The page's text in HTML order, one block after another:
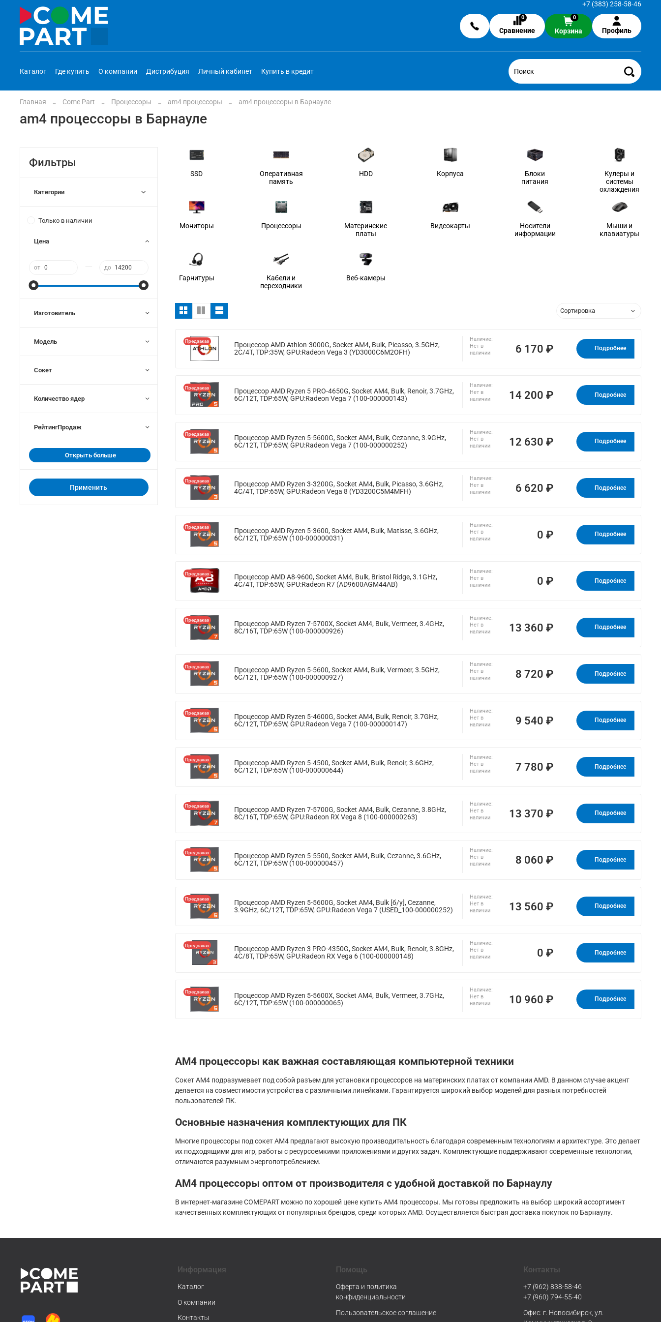
+7 (383) 258-58-46
0
Сравнение
0
Корзина Профиль
Каталог Где купить О компании Дистрибуция Личный кабинет Купить в кредит
Главная Come Part Процессоры am4 процессоры am4 процессоры в Барнауле
am4 процессоры в Барнауле
SSD
Оперативная
память
HDD Корпуса
Блоки
питания
Кулеры и
системы
охлаждения
Мониторы Процессоры
Материнские
платы
Видеокарты
Носители
информации
Мыши и
клавиатуры
Гарнитуры
Кабели и
переходники
Веб-камеры
Предзаказ
Процессор AMD Athlon-3000G, Socket AM4, Bulk, Picasso, 3.5GHz,
2C/4T, TDP:35W, GPU:Radeon Vega 3 (YD3000C6M2OFH)
Наличие:
Нет в
наличии
6 170 ₽ Подробнее
Предзаказ
Процессор AMD Ryzen 5 PRO-4650G, Socket AM4, Bulk, Renoir, 3.7GHz,
6C/12T, TDP:65W, GPU:Radeon Vega 7 (100-000000143)
Наличие:
Нет в
наличии
14 200 ₽ Подробнее
Предзаказ
Процессор AMD Ryzen 5-5600G, Socket AM4, Bulk, Cezanne, 3.9GHz,
6C/12T, TDP:65W, GPU:Radeon Vega 7 (100-000000252)
Наличие:
Нет в
наличии
12 630 ₽ Подробнее
Предзаказ
Процессор AMD Ryzen 3-3200G, Socket AM4, Bulk, Picasso, 3.6GHz,
4C/4T, TDP:65W, GPU:Radeon Vega 8 (YD3200C5M4MFH)
Наличие:
Нет в
наличии
6 620 ₽ Подробнее
Предзаказ
Процессор AMD Ryzen 5-3600, Socket AM4, Bulk, Matisse, 3.6GHz,
6C/12T, TDP:65W (100-000000031)
Наличие:
Нет в
наличии
0 ₽ Подробнее
Предзаказ
Процессор AMD A8-9600, Socket AM4, Bulk, Bristol Ridge, 3.1GHz,
4C/4T, TDP:65W, GPU:Radeon R7 (AD9600AGM44AB)
Наличие:
Нет в
наличии
0 ₽ Подробнее
Предзаказ
Процессор AMD Ryzen 7-5700X, Socket AM4, Bulk, Vermeer, 3.4GHz,
8C/16T, TDP:65W (100-000000926)
Наличие:
Нет в
наличии
13 360 ₽ Подробнее
Предзаказ
Процессор AMD Ryzen 5-5600, Socket AM4, Bulk, Vermeer, 3.5GHz,
6C/12T, TDP:65W (100-000000927)
Наличие:
Нет в
наличии
8 720 ₽ Подробнее
Предзаказ
Процессор AMD Ryzen 5-4600G, Socket AM4, Bulk, Renoir, 3.7GHz,
6C/12T, TDP:65W, GPU:Radeon Vega 7 (100-000000147)
Наличие:
Нет в
наличии
9 540 ₽ Подробнее
Предзаказ
Процессор AMD Ryzen 5-4500, Socket AM4, Bulk, Renoir, 3.6GHz,
6C/12T, TDP:65W (100-000000644)
Наличие:
Нет в
наличии
7 780 ₽ Подробнее
Предзаказ
Процессор AMD Ryzen 7-5700G, Socket AM4, Bulk, Cezanne, 3.8GHz,
8C/16T, TDP:65W, GPU:Radeon RX Vega 8 (100-000000263)
Наличие:
Нет в
наличии
13 370 ₽ Подробнее
Предзаказ
Процессор AMD Ryzen 5-5500, Socket AM4, Bulk, Cezanne, 3.6GHz,
6C/12T, TDP:65W (100-000000457)
Наличие:
Нет в
наличии
8 060 ₽ Подробнее
Предзаказ
Процессор AMD Ryzen 5-5600G, Socket AM4, Bulk [б/у], Cezanne,
3.9GHz, 6C/12T, TDP:65W, GPU:Radeon Vega 7 (USED_100-000000252)
Наличие:
Нет в
наличии
13 560 ₽ Подробнее
Предзаказ
Процессор AMD Ryzen 3 PRO-4350G, Socket AM4, Bulk, Renoir, 3.8GHz,
4C/8T, TDP:65W, GPU:Radeon RX Vega 6 (100-000000148)
Наличие:
Нет в
наличии
0 ₽ Подробнее
Предзаказ
Процессор AMD Ryzen 5-5600X, Socket AM4, Bulk, Vermeer, 3.7GHz,
6C/12T, TDP:65W (100-000000065)
Наличие:
Нет в
наличии
10 960 ₽ Подробнее
AM4 процессоры как важная составляющая компьютерной техники
Сокет AM4 подразумевает под собой разъем для установки процессоров на материнских платах от компании AMD. В данном случае акцент
делается на совместимости устройства с различными линейками. Гарантируется широкий выбор моделей для разных потребностей
пользователей ПК.
Основные назначения комплектующих для ПК
Многие процессоры под сокет AM4 предлагают высокую производительность благодаря современным технологиям и архитектуре. Это делает
их подходящими для игр, работы с ресурсоемкими приложениями и других задач. Комплектующие поддерживают современные технологии,
отличаются разумным энергопотреблением.
AM4 процессоры оптом от производителя с удобной доставкой по Барнаулу
В интернет-магазине COMEPART можно по хорошей цене купить AM4 процессоры. Мы готовы предложить на выбор широкий ассортимент
качественных комплектующих от популярных брендов, среди которых AMD. Осуществляется быстрая доставка покупок по Барнаулу.
Фильтры
Категории
Только в наличии
Открыть больше
Цена
от до
Изготовитель
Модель
Сокет
Количество ядер
РейтингПродаж
Применить
Информация
Каталог
О компании
Контакты
Помощь
Оферта и политика
конфиденциальности
Пользовательское соглашение
Контакты
+7 (962) 838-58-46
+7 (960) 794-55-40
Офис: г. Новосибирск, ул.